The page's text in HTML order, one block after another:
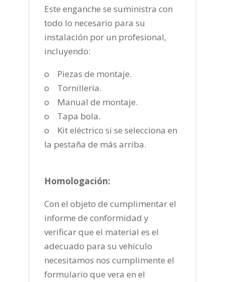
Este enganche se suministra con
todo lo necesario para su
instalación por un profesional,
incluyendo:
o Piezas de montaje.
o Tornillería.
o Manual de montaje.
o Tapa bola.
o Kit eléctrico si se selecciona en
la pestaña de más arriba.
Homologación:
Con el objeto de cumplimentar el
informe de conformidad y
verificar que el material es el
adecuado para su vehículo
necesitamos nos cumplimente el
formulario que vera en el